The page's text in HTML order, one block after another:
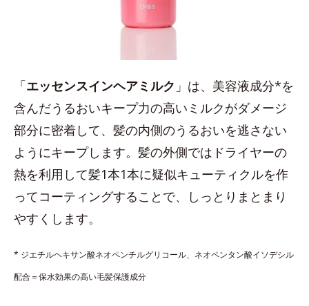
「エッセンスインヘアミルク 」は、美容液成分*を
含んだうるおいキープ力の高いミルクがダメージ
部分に密着して、髪の内側のうるおいを逃さない
ようにキープします。髪の外側ではドライヤーの
熱を利用して髪1本1本に疑似キューティクルを作
ってコーティングすることで、しっとりまとまり
やすくします。
* ジエチルヘキサン酸ネオペンチルグリコール、ネオペンタン酸イソデシル
配合＝保水効果の高い毛髪保護成分